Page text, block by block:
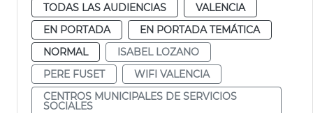
TODAS LAS AUDIENCIAS
VALENCIA
EN PORTADA
EN PORTADA TEMÁTICA
NORMAL
ISABEL LOZANO
PERE FUSET
WIFI VALENCIA
CENTROS MUNICIPALES DE SERVICIOS
SOCIALES